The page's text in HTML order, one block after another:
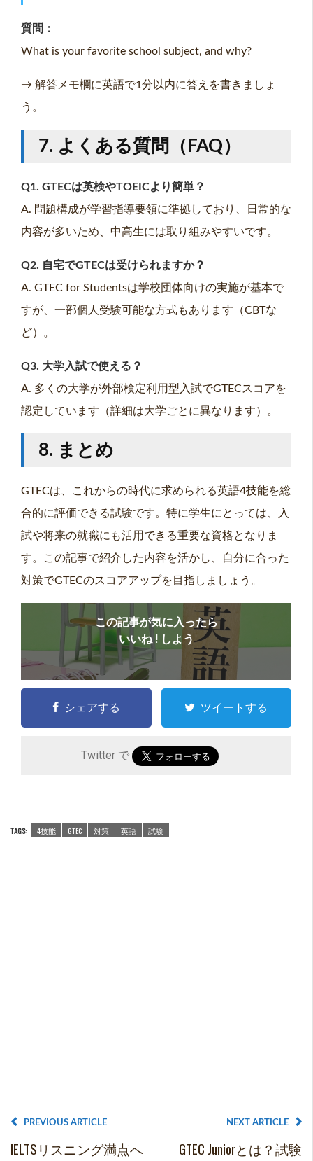
質問：
What is your favorite school subject, and why?
→ 解答メモ欄に英語で1分以内に答えを書きましょ
う。
7. よくある質問（FAQ）
Q1. GTECは英検やTOEICより簡単？
A. 問題構成が学習指導要領に準拠しており、日常的な
内容が多いため、中高生には取り組みやすいです。
Q2. 自宅でGTECは受けられますか？
A. GTEC for Studentsは学校団体向けの実施が基本で
すが、一部個人受験可能な方式もあります（CBTな
ど）。
Q3. 大学入試で使える？
A. 多くの大学が外部検定利用型入試でGTECスコアを
認定しています（詳細は大学ごとに異なります）。
8. まとめ
GTECは、これからの時代に求められる英語4技能を総
合的に評価できる試験です。特に学生にとっては、入
試や将来の就職にも活用できる重要な資格となりま
す。この記事で紹介した内容を活かし、自分に合った
対策でGTECのスコアアップを目指しましょう。
この記事が気に入ったら
いいね ! しよう
シェアする ツイートする
Twitter で
TAGS: 4技能 GTEC 対策 英語 試験
PREVIOUS ARTICLE
IELTSリスニング満点へ
NEXT ARTICLE
GTEC Juniorとは？試験